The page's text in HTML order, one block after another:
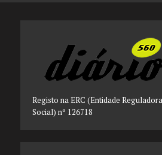
Registo na ERC (Entidade
Social) nº 126718